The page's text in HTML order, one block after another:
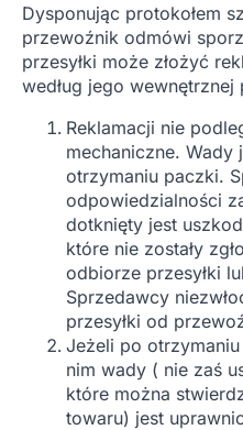
Dysponując protokołem
przewoźnik odmówi
przesyłki może złożyć
według jego wewnętrznej
Reklamacji nie
mechaniczne.
otrzymaniu paczki.
odpowiedzialności
dotknięty jest
które nie zostały
odbiorze przesyłki
Sprzedawcy
przesyłki od
Jeżeli po
nim wady ( nie zaś
które można
towaru) jest